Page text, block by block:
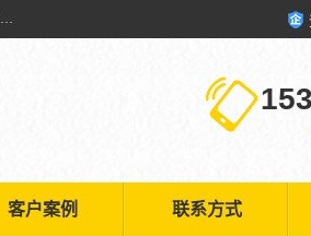
深圳鑫企通投资发展有限公司提供福田写字楼出租,福田中心区写字楼出租,后海写字楼出租,科技园写字楼出租,南山写字楼出租,前海写字楼出租,宝安中心写字楼出租,车公庙写字楼出租,深圳写字楼出租，欢迎有需要的朋友前来咨询。
客户案例 联系方式